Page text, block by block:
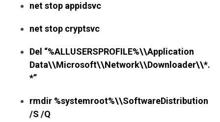
net stop appidsvc
net stop cryptsvc
Del “%ALLUSERSPROFILE%\\Application
Data\\Microsoft\\Network\\Downloader\\*.
*”
rmdir %systemroot%\\SoftwareDistribution
/S /Q